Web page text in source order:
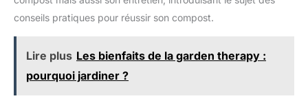
conseils pratiques pour réussir son compost.
Lire plus Les bienfaits de la garden therapy :
pourquoi jardiner ?